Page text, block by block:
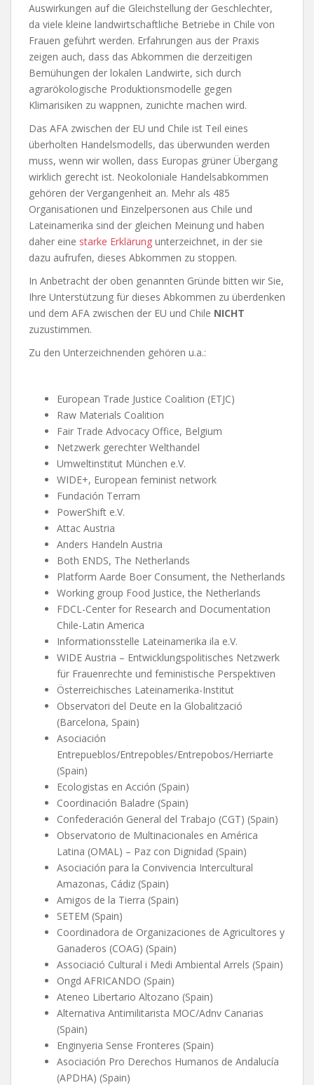
Auswirkungen auf die Gleichstellung der Geschlechter,
da viele kleine landwirtschaftliche Betriebe in Chile von
Frauen geführt werden. Erfahrungen aus der Praxis
zeigen auch, dass das Abkommen die derzeitigen
Bemühungen der lokalen Landwirte, sich durch
agrarökologische Produktionsmodelle gegen
Klimarisiken zu wappnen, zunichte machen wird.
Das AFA zwischen der EU und Chile ist Teil eines
überholten Handelsmodells, das überwunden werden
muss, wenn wir wollen, dass Europas grüner Übergang
wirklich gerecht ist. Neokoloniale Handelsabkommen
gehören der Vergangenheit an. Mehr als 485
Organisationen und Einzelpersonen aus Chile und
Lateinamerika sind der gleichen Meinung und haben
daher eine starke Erklärung unterzeichnet, in der sie
dazu aufrufen, dieses Abkommen zu stoppen.
In Anbetracht der oben genannten Gründe bitten wir Sie,
Ihre Unterstützung für dieses Abkommen zu überdenken
und dem AFA zwischen der EU und Chile NICHT
zuzustimmen.
Zu den Unterzeichnenden gehören u.a.:
European Trade Justice Coalition (ETJC)
Raw Materials Coalition
Fair Trade Advocacy Office, Belgium
Netzwerk gerechter Welthandel
Umweltinstitut München e.V.
WIDE+, European feminist network
Fundación Terram
PowerShift e.V.
Attac Austria
Anders Handeln Austria
Both ENDS, The Netherlands
Platform Aarde Boer Consument, the Netherlands
Working group Food Justice, the Netherlands
FDCL-Center for Research and Documentation
Chile-Latin America
Informationsstelle Lateinamerika ila e.V.
WIDE Austria – Entwicklungspolitisches Netzwerk
für Frauenrechte und feministische Perspektiven
Österreichisches Lateinamerika-Institut
Observatori del Deute en la Globalització
(Barcelona, Spain)
Asociación
Entrepueblos/Entrepobles/Entrepobos/Herriarte
(Spain)
Ecologistas en Acción (Spain)
Coordinación Baladre (Spain)
Confederación General del Trabajo (CGT) (Spain)
Observatorio de Multinacionales en América
Latina (OMAL) – Paz con Dignidad (Spain)
Asociación para la Convivencia Intercultural
Amazonas, Cádiz (Spain)
Amigos de la Tierra (Spain)
SETEM (Spain)
Coordinadora de Organizaciones de Agricultores y
Ganaderos (COAG) (Spain)
Associació Cultural i Medi Ambiental Arrels (Spain)
Ongd AFRICANDO (Spain)
Ateneo Libertario Altozano (Spain)
Alternativa Antimilitarista MOC/Adnv Canarias
(Spain)
Enginyeria Sense Fronteres (Spain)
Asociación Pro Derechos Humanos de Andalucía
(APDHA) (Spain)